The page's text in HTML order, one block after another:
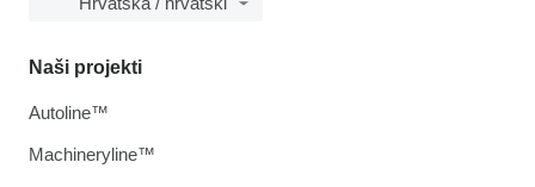
Naši projekti
Autoline™
Machineryline™